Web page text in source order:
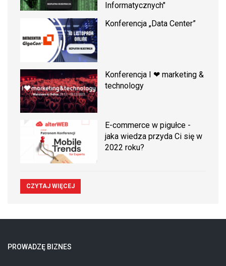
Informatycznych"
Konferencja „Data Center”
Konferencja I ❤ marketing &
technology
E-commerce w pigułce -
jaka wiedza przyda Ci się w
2022 roku?
CZYTAJ WIĘCEJ
PROWADZĘ BIZNES